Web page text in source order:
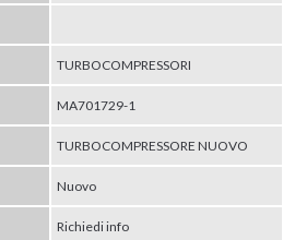
TURBOCOMPRESSORI
MA701729-1
TURBOCOMPRESSORE NUOVO
Nuovo
Richiedi info